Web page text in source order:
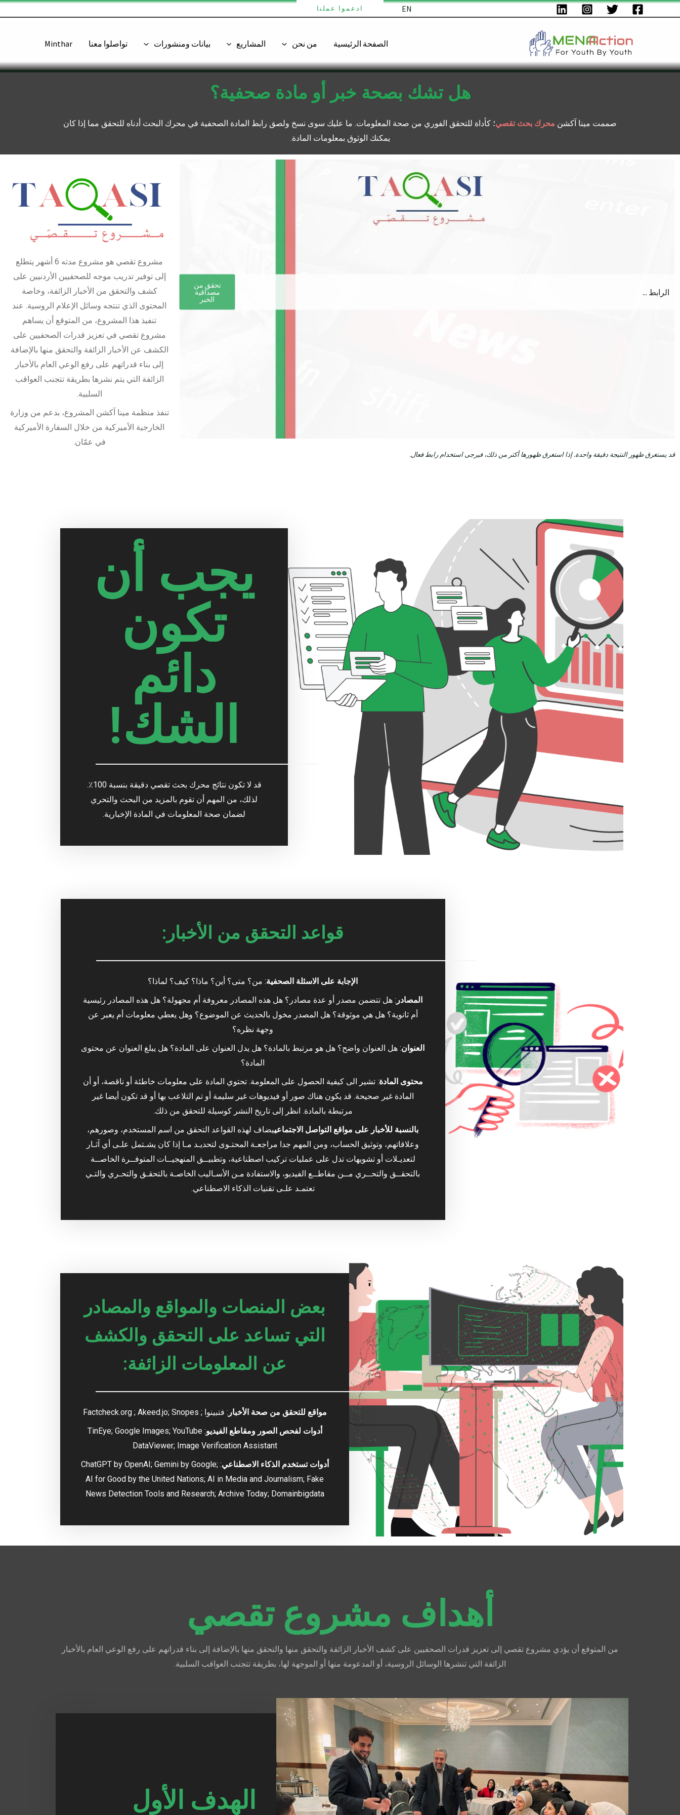
EN ادعموا عملنا
الصفحة الرئيسية من نحن المشاريع بيانات ومنشورات تواصلوا معنا Minthar
هل تشك بصحة خبر أو مادة صحفية؟
صممت مينا آكشن محرك بحث تقصي؛ كأداة للتحقق الفوري من صحة المعلومات. ما عليك سوى نسخ ولصق رابط المادة الصحفية في محرك البحث أدناه للتحقق مما إذا كان
يمكنك الوثوق بمعلومات المادة.
تحقق من
مصداقية
الخبر
قد يستغرق ظهور النتيجة دقيقة واحدة. إذا استغرق ظهورها أكثر من ذلك، فيرجى استخدام رابط فعال.
مشروع تقصي هو مشروع مدته 6 أشهر يتطلع
إلى توفير تدريب موجه للصحفيين الأردنيين على
كشف والتحقق من الأخبار الزائفة، وخاصة
المحتوى الذي تنتجه وسائل الإعلام الروسية. عند
تنفيذ هذا المشروع، من المتوقع أن يساهم
مشروع تقصي في تعزيز قدرات الصحفيين على
الكشف عن الأخبار الزائفة والتحقق منها بالإضافة
إلى بناء قدراتهم على رفع الوعي العام بالأخبار
الزائفة التي يتم نشرها بطريقة تتجنب العواقب
السلبية.
تنفذ منظمة مينا آكشن المشروع، بدعم من وزارة
الخارجية الأميركية من خلال السفارة الأميركية
في عمّان.
يجب أن
تكون
دائم
الشك!
قد لا تكون نتائج محرك بحث تقصي دقيقة بنسبة 100٪.
لذلك، من المهم أن تقوم بالمزيد من البحث والتحري
لضمان صحة المعلومات في المادة الإخبارية.
قواعد التحقق من الأخبار:
الإجابة على الاسئلة الصحفية: من؟ متى؟ أين؟ ماذا؟ كيف؟ لماذا؟
المصادر : هل تتضمن مصدر أو عدة مصادر؟ هل هذه المصادر معروفة أم مجهولة؟ هل هذه المصادر رئيسية
أم ثانوية؟ هل هي موثوقة؟ هل المصدر مخول بالحديث عن الموضوع؟ وهل يعطي معلومات أم يعبر عن
وجهة نظره؟
العنوان: هل العنوان واضح؟ هل هو مرتبط بالمادة؟ هل يدل العنوان على المادة؟ هل يبلغ العنوان عن محتوى
المادة؟
محتوى المادة: تشير الى كيفية الحصول على المعلومة. تحتوي المادة على معلومات خاطئة أو ناقصة، أو أن
المادة غير صحيحة. قد يكون هناك صور أو فيديوهات غير سليمة أو تم التلاعب بها أو قد تكون أيضا غير
مرتبطة بالمادة. انظر إلى تاريخ النشر كوسيلة للتحقق من ذلك.
بالنسبة للأخبار على مواقع التواصل الاجتماعييضاف لهذه القواعد التحقق من اسم المستخدم، وصورهم،
وعلاقاتهم، وتوثيق الحساب، ومن المهم جدا مراجعـة المحتـوى لتحديـد مـا إذا كان يشـتمل علـى أي آثـار
لتعديـلات أو تشويهات تدل على عمليات تركيب اصطناعية، وتطبيــق المنهجيــات المتوفــرة الخاصــة
بالتحقــق والتحــري مــن مقاطــع الفيديو، والاستفادة مـن الأسـاليب الخاصـة بالتحقـق والتحـري والتـي
تعتمـد علـى تقنيات الذكاء الاصطناعي.
بعض المنصات والمواقع والمصادر
التي تساعد على التحقق والكشف
عن المعلومات الزائفة:
مواقع للتحقق من صحة الأخبار : فتبينوا; Factcheck.org
; Akeed.jo; Snopes
أدوات لفحص الصور ومقاطع الفيديو : TinEye; Google Images; YouTube
DataViewer; Image Verification Assistant
أدوات تستخدم الذكاء الاصطناعي : ChatGPT by OpenAI; Gemini by Google;
AI for Good by the United Nations; AI in Media and Journalism; Fake
News Detection Tools and Research; Archive Today; Domainbigdata
أهداف مشروع تقصي
من المتوقع أن يؤدي مشروع تقصي إلى تعزيز قدرات الصحفيين على كشف الأخبار الزائفة والتحقق منها والتحقق منها بالإضافة إلى بناء قدراتهم على رفع الوعي العام بالأخبار
الزائفة التي تنشرها الوسائل الروسية، أو المدعومة منها أو الموجهة لها، بطريقة تتجنب العواقب السلبية.
الهدف الأول